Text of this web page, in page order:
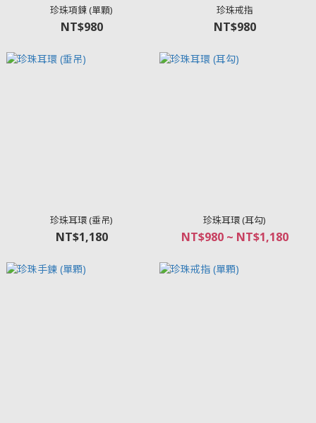
珍珠項鍊 (單顆)
NT$980
珍珠戒指
NT$980
珍珠耳環 (垂吊)
NT$1,180
珍珠耳環 (耳勾)
NT$980 ~ NT$1,180